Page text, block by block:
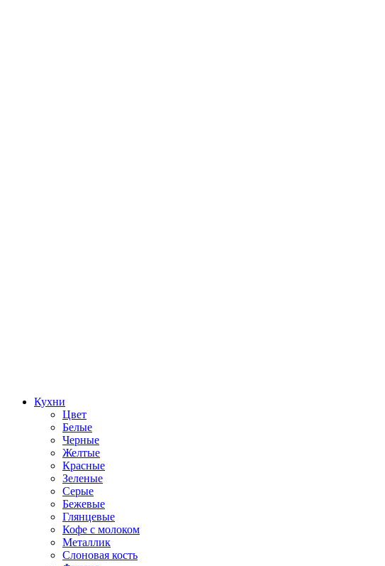
Кухни
Цвет
Белые
Черные
Желтые
Красные
Зеленые
Серые
Бежевые
Глянцевые
Кофе с молоком
Металлик
Слоновая кость